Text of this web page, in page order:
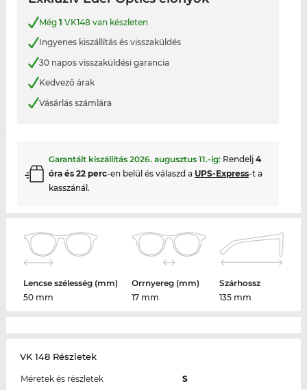
Még 1 VK148 van készleten
Ingyenes kiszállítás és visszaküldés
30 napos visszaküldési garancia
Kedvező árak
Vásárlás számlára
Garantált kiszállítás 2026. augusztus 11.-ig: Rendelj 4
óra és 22 perc-en belül és válaszd a UPS-Express-t a
kasszánál.
Lencse szélesség (mm)
50 mm
Orrnyereg (mm)
17 mm
Szárhossz
135 mm
VK 148 Részletek
Méretek és részletek
S